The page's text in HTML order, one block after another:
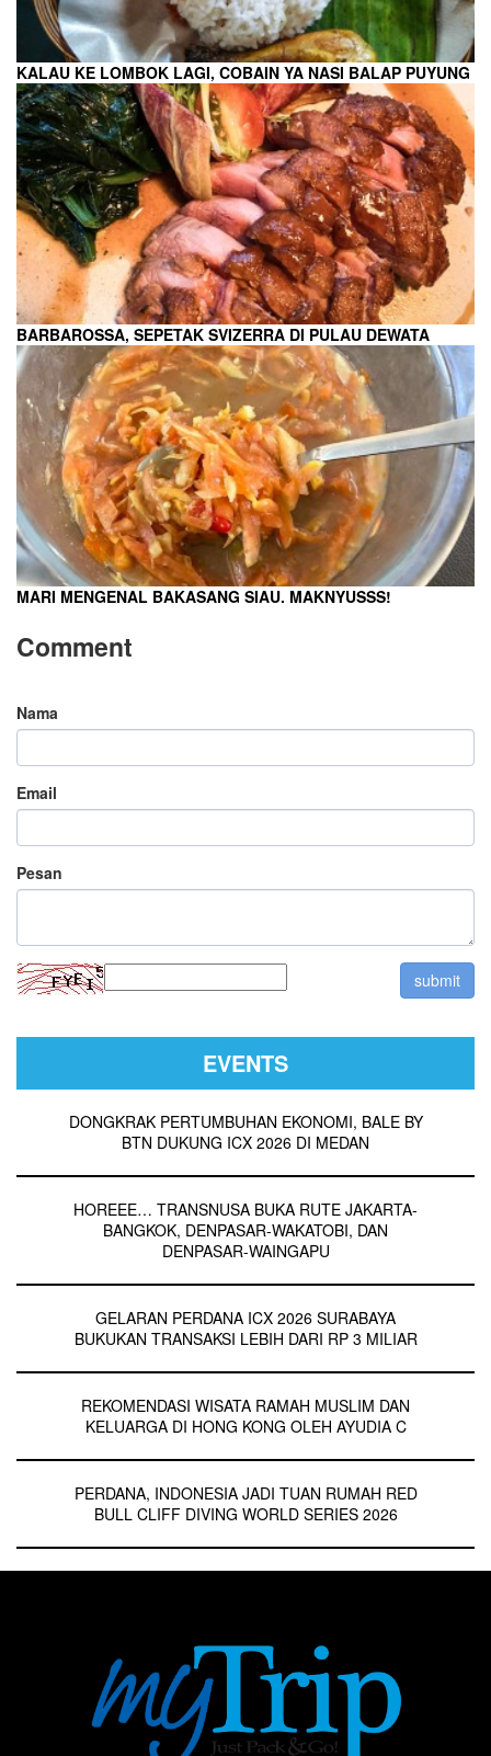
KALAU KE LOMBOK LAGI, COBAIN YA NASI BALAP PUYUNG
BARBAROSSA, SEPETAK SVIZERRA DI PULAU DEWATA
MARI MENGENAL BAKASANG SIAU. MAKNYUSSS!
Comment
Nama
Email
Pesan
EVENTS
DONGKRAK PERTUMBUHAN EKONOMI, BALE BY
BTN DUKUNG ICX 2026 DI MEDAN
HOREEE… TRANSNUSA BUKA RUTE JAKARTA-
BANGKOK, DENPASAR-WAKATOBI, DAN
DENPASAR-WAINGAPU
GELARAN PERDANA ICX 2026 SURABAYA
BUKUKAN TRANSAKSI LEBIH DARI RP 3 MILIAR
REKOMENDASI WISATA RAMAH MUSLIM DAN
KELUARGA DI HONG KONG OLEH AYUDIA C
PERDANA, INDONESIA JADI TUAN RUMAH RED
BULL CLIFF DIVING WORLD SERIES 2026